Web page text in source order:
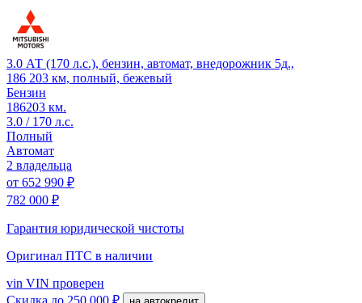
3.0 АТ (170 л.с.), бензин, автомат, внедорожник 5д.,
186 203 км, полный, бежевый
Бензин
186203 км.
3.0 / 170 л.с.
Полный
Автомат
2 владельца
от 652 990 ₽
782 000 ₽
Гарантия юридической чистоты
Оригинал ПТС в наличии
vin VIN проверен
Скидка до 250 000 ₽